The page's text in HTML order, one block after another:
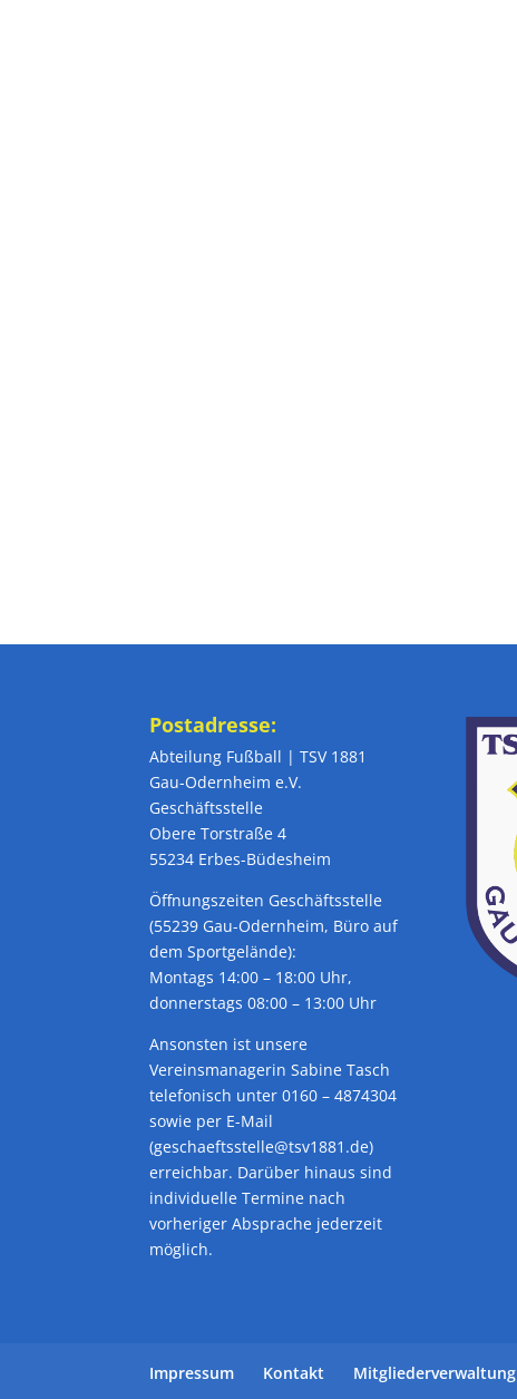
Postadresse:
Abteilung Fußball | TSV 1881
Gau-Odernheim e.V.
Geschäftsstelle
Obere Torstraße 4
55234 Erbes-Büdesheim
Öffnungszeiten Geschäftsstelle
(55239 Gau-Odernheim, Büro auf
dem Sportgelände):
Montags 14:00 – 18:00 Uhr,
donnerstags 08:00 – 13:00 Uhr
Ansonsten ist unsere
Vereinsmanagerin Sabine Tasch
telefonisch unter 0160 – 4874304
sowie per E-Mail
(geschaeftsstelle@tsv1881.de)
erreichbar. Darüber hinaus sind
individuelle Termine nach
vorheriger Absprache jederzeit
möglich.
Impressum Kontakt Mitgliederverwaltung